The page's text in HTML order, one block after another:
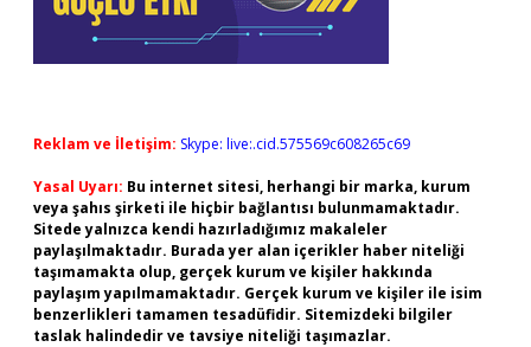
Reklam ve İletişim: Skype: live:.cid.575569c608265c69
Yasal Uyarı: Bu internet sitesi, herhangi bir marka, kurum
veya şahıs şirketi ile hiçbir bağlantısı bulunmamaktadır.
Sitede yalnızca kendi hazırladığımız makaleler
paylaşılmaktadır. Burada yer alan içerikler haber niteliği
taşımamakta olup, gerçek kurum ve kişiler hakkında
paylaşım yapılmamaktadır. Gerçek kurum ve kişiler ile isim
benzerlikleri tamamen tesadüfidir. Sitemizdeki bilgiler
taslak halindedir ve tavsiye niteliği taşımazlar.